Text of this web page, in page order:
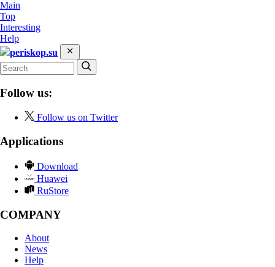
Main
Top
Interesting
Help
periskop.su
Follow us:
Follow us on Twitter
Applications
Download
Huawei
RuStore
COMPANY
About
News
Help